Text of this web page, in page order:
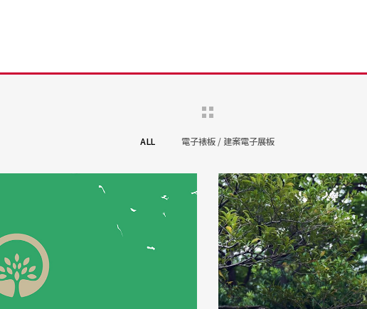
ALL 電子裱板 / 建案電子展板